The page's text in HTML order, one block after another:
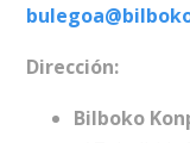
Dirección:
Bilboko